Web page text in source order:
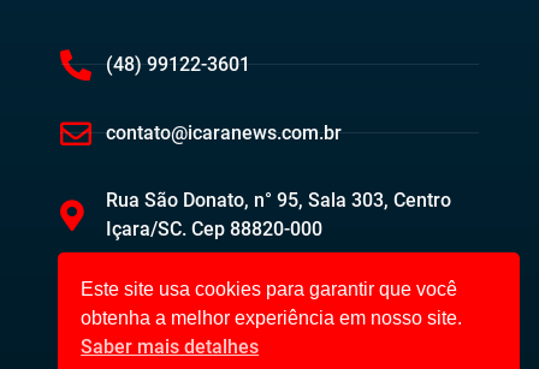
(48) 99122-3601
contato@icaranews.com.br
Rua São Donato, n° 95, Sala 303, Centro
Içara/SC. Cep 88820-000
Este site usa cookies para garantir que você
obtenha a melhor experiência em nosso site.
Saber mais detalhes